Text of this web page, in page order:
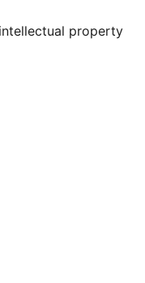
property